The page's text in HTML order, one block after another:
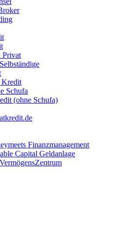
Privat
Kredit
Schufa
(ohne Schufa)
Finanzmanagement
Capital Geldanlage